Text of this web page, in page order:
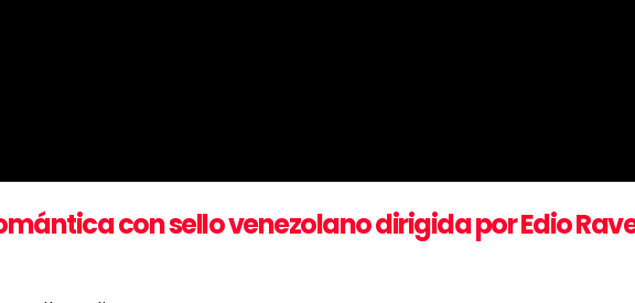
con sello venezolano dirigida por Edio